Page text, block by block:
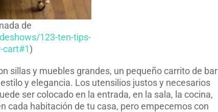
de
123-ten-tips-
cart#1)
sillas y muebles grandes, un pequeño carrito de bar
y elegancia. Los utensilios justos y necesarios
ser colocado en la entrada, en la sala, la cocina,
cada habitación de tu casa, pero empecemos con